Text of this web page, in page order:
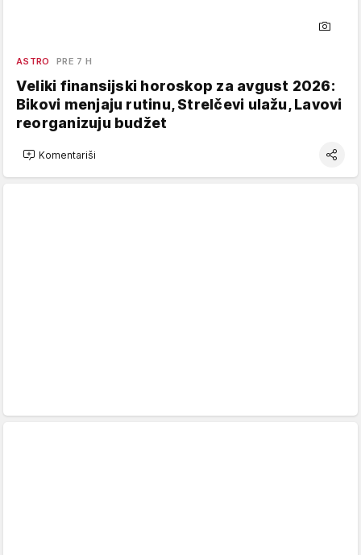
ASTRO PRE 7 H
Veliki finansijski horoskop za avgust 2026:
Bikovi menjaju rutinu, Strelčevi ulažu, Lavovi
reorganizuju budžet
Komentariši